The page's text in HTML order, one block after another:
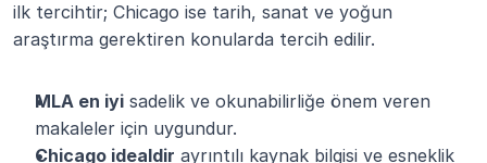
ilk tercihtir; Chicago ise tarih, sanat ve yoğun
araştırma gerektiren konularda tercih edilir.
MLA en iyi sadelik ve okunabilirliğe önem veren
makaleler için uygundur.
Chicago idealdir ayrıntılı kaynak bilgisi ve esneklik